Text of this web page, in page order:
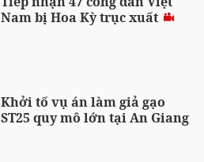
Nam bị Hoa Kỳ trục xuất
Khởi tố vụ án làm giả gạo
ST25 quy mô lớn tại An Giang